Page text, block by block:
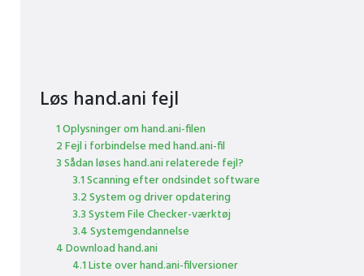
Løs hand.ani fejl
1 Oplysninger om hand.ani-filen
2 Fejl i forbindelse med hand.ani-fil
3 Sådan løses hand.ani relaterede fejl?
3.1 Scanning efter ondsindet software
3.2 System og driver opdatering
3.3 System File Checker-værktøj
3.4 Systemgendannelse
4 Download hand.ani
4.1 Liste over hand.ani-filversioner